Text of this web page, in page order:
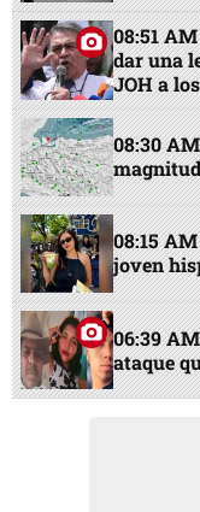
08:51
dar una
JOH a
08:30
08:15
joven
06:39
ataque